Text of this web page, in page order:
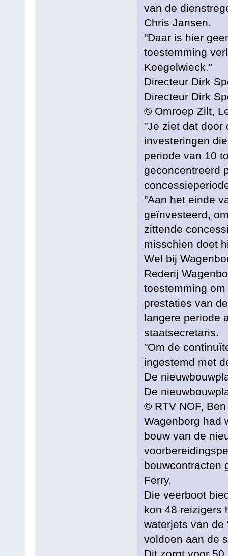
van de
Chris Jansen.
"Daar is hier
toestemming
Koegelwieck."
Directeur Dirk
Directeur Dirk
© Omroep Zilt,
"Je ziet dat door
investeringen
periode van 10
geconcentreerd
"Aan het einde
geïnvesteerd,
zittende
misschien doet
Wel bij
Rederij
toestemming
prestaties van
langere periode
staatsecretaris.
"Om de
ingestemd met
De
De
© RTV NOF,
Wagenborg had
bouw van de
bouwcontracten
Ferry.
Die veerboot
kon 48 reizigers
waterjets van de
voldoen aan de